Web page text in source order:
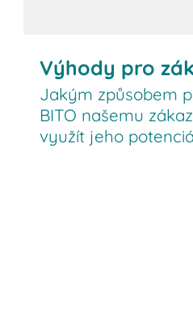
Výhody pro
Jakým způsobem
BITO našemu
využít jeho